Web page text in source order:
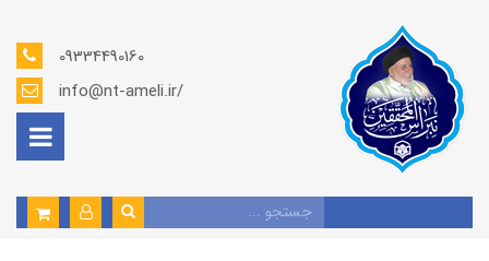
09334490160
info@nt-ameli.ir/